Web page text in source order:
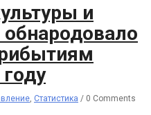
и
, Статистика / 0 Comments